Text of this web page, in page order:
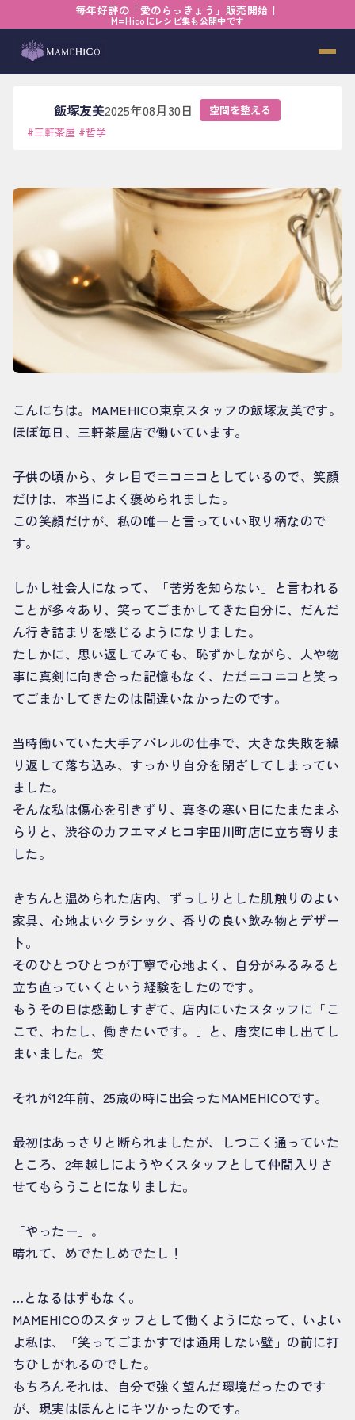
毎年好評の「愛のらっきょう」販売開始！
M=Hicoにレシピ集も公開中です
› 空間を整える › ごまかせない現実
ごまかせない現実
飯塚友美2025年08月30日
空間を整える
#三軒茶屋 #哲学
こんにちは。MAMEHICO東京スタッフの飯塚友美です。
ほぼ毎日、三軒茶屋店で働いています。
子供の頃から、タレ目でニコニコとしているので、笑顔
だけは、本当によく褒められました。
この笑顔だけが、私の唯一と言っていい取り柄なので
す。
しかし社会人になって、「苦労を知らない」と言われる
ことが多々あり、笑ってごまかしてきた自分に、だんだ
ん行き詰まりを感じるようになりました。
たしかに、思い返してみても、恥ずかしながら、人や物
事に真剣に向き合った記憶もなく、ただニコニコと笑っ
てごまかしてきたのは間違いなかったのです。
当時働いていた大手アパレルの仕事で、大きな失敗を繰
り返して落ち込み、すっかり自分を閉ざしてしまってい
ました。
そんな私は傷心を引きずり、真冬の寒い日にたまたまふ
らりと、渋谷のカフエマメヒコ宇田川町店に立ち寄りま
した。
きちんと温められた店内、ずっしりとした肌触りのよい
家具、心地よいクラシック、香りの良い飲み物とデザー
ト。
そのひとつひとつが丁寧で心地よく、自分がみるみると
立ち直っていくという経験をしたのです。
もうその日は感動しすぎて、店内にいたスタッフに「こ
こで、わたし、働きたいです。」と、唐突に申し出てし
まいました。笑
それが12年前、25歳の時に出会ったMAMEHICOです。
最初はあっさりと断られましたが、しつこく通っていた
ところ、2年越しにようやくスタッフとして仲間入りさ
せてもらうことになりました。
「やったー」。
晴れて、めでたしめでたし！
…となるはずもなく。
MAMEHICOのスタッフとして働くようになって、いよい
よ私は、「笑ってごまかすでは通用しない壁」の前に打
ちひしがれるのでした。
もちろんそれは、自分で強く望んだ環境だったのです
が、現実はほんとにキツかったのです。